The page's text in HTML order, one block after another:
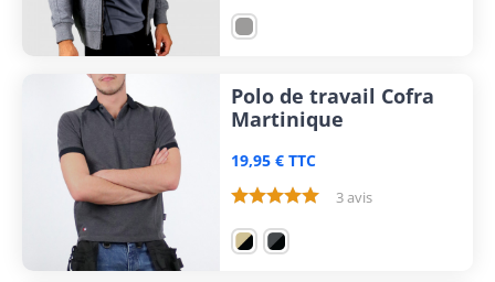
Polo de travail Cofra
Martinique
19,95 € TTC
3 avis